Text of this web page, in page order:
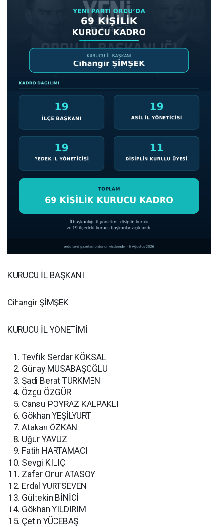
KURUCU İL BAŞKANI
Cihangir ŞİMŞEK
KURUCU İL YÖNETİMİ
Tevfik Serdar KÖKSAL
Günay MUSABAŞOĞLU
Şadi Berat TÜRKMEN
Özgü ÖZGÜR
Cansu POYRAZ KALPAKLI
Gökhan YEŞİLYURT
Atakan ÖZKAN
Uğur YAVUZ
Fatih HARTAMACI
Sevgi KILIÇ
Zafer Onur ATASOY
Erdal YURTSEVEN
Gültekin BİNİCİ
Gökhan YILDIRIM
Çetin YÜCEBAŞ